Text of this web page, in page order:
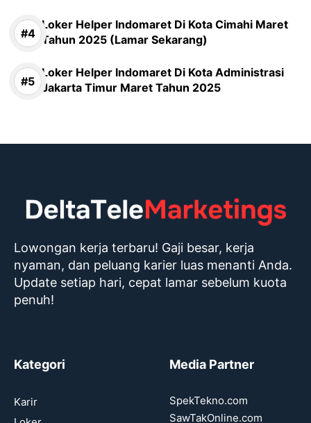
Loker Helper Indomaret Di Kota Cimahi Maret
Tahun 2025 (Lamar Sekarang)
Loker Helper Indomaret Di Kota Administrasi
Jakarta Timur Maret Tahun 2025
Lowongan kerja terbaru! Gaji besar, kerja
nyaman, dan peluang karier luas menanti Anda.
Update setiap hari, cepat lamar sebelum kuota
penuh!
Kategori
Karir
Media Partner
SpekTekno.com
SawTakOnline.com